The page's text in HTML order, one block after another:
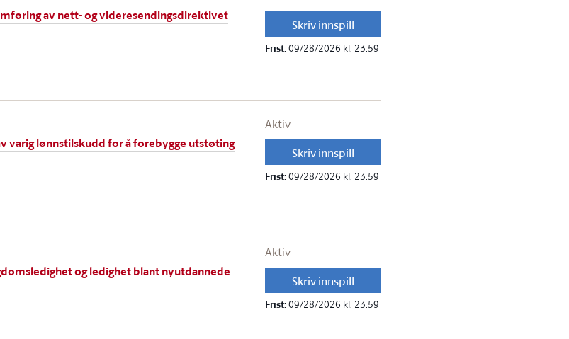
av nett- og videresendingsdirektivet
Skriv innspill
Frist:09/28/2026 kl. 23.59
varig lønnstilskudd for å forebygge utstøting
Aktiv
Skriv innspill
Frist:09/28/2026 kl. 23.59
og ledighet blant nyutdannede
Aktiv
Skriv innspill
Frist:09/28/2026 kl. 23.59